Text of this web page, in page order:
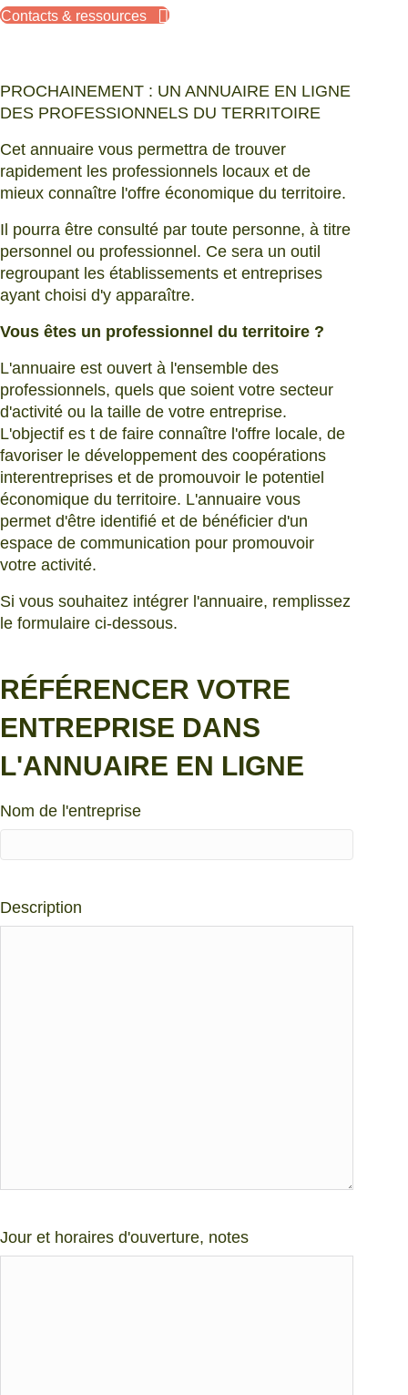
Contacts & ressources
PROCHAINEMENT : UN ANNUAIRE EN LIGNE
DES PROFESSIONNELS DU TERRITOIRE
Cet annuaire vous permettra de trouver
rapidement les professionnels locaux et de
mieux connaître l'offre économique du territoire.
Il pourra être consulté par toute personne, à titre
personnel ou professionnel. Ce sera un outil
regroupant les établissements et entreprises
ayant choisi d'y apparaître.
Vous êtes un professionnel du territoire ?
L'annuaire est ouvert à l'ensemble des
professionnels, quels que soient votre secteur
d'activité ou la taille de votre entreprise.
L'objectif es t de faire connaître l'offre locale, de
favoriser le développement des coopérations
interentreprises et de promouvoir le potentiel
économique du territoire. L'annuaire vous
permet d'être identifié et de bénéficier d'un
espace de communication pour promouvoir
votre activité.
Si vous souhaitez intégrer l'annuaire, remplissez
le formulaire ci-dessous.
RÉFÉRENCER VOTRE
ENTREPRISE DANS
L'ANNUAIRE EN LIGNE
Nom de l'entreprise
Description
Jour et horaires d'ouverture, notes